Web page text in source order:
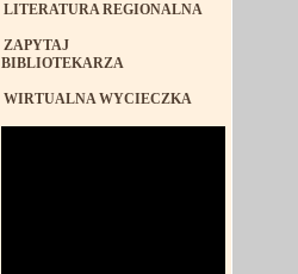
LITERATURA REGIONALNA
ZAPYTAJ
BIBLIOTEKARZA
WIRTUALNA WYCIECZKA